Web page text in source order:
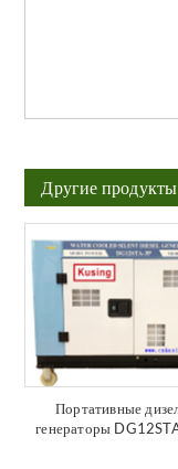
Другие продукты
Портативные
генераторы